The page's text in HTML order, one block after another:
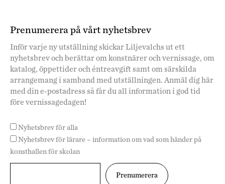
Prenumerera på vårt nyhetsbrev
Inför varje ny utställning skickar Liljevalchs ut ett
nyhetsbrev och berättar om konstnärer och vernissage, om
katalog, öppettider och éntreavgift samt om särskilda
arrangemang i samband med utställningen. Anmäl dig här
med din e-postadress så får du all information i god tid
före vernissagedagen!
Nyhetsbrev för alla
Nyhetsbrev för lärare – information om vad som händer på
konsthallen för skolan